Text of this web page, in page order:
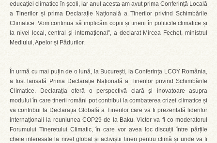
educației climatice în școli, iar anul acesta am avut prima Conferință Locală
a Tinerilor și prima Declarație Națională a Tinerilor privind Schimbările
Climatice. Vom continua să implicăm copiii și tinerii în politicile climatice și
la nivel local, central și internațional”, a declarat Mircea Fechet, ministrul
Mediului, Apelor și Pădurilor.
În urmă cu mai puțin de o lună, la București, la Conferința LCOY România,
a fost lansată Prima Declarație Națională a Tinerilor privind Schimbările
Climatice. Declarația oferă o perspectivă clară și inovatoare asupra
modului în care tinerii români pot contribui la combaterea crizei climatice și
va contribui la Declarația Globală a Tinerilor care va fi prezentată liderilor
internaționali la reuniunea COP29 de la Baku. Victor va fi co-moderatorul
Forumului Tineretului Climatic, în care vor avea loc discuții între părțile
cheie interesate la nivel global și activiștii tineri pentru climă și unde va fi